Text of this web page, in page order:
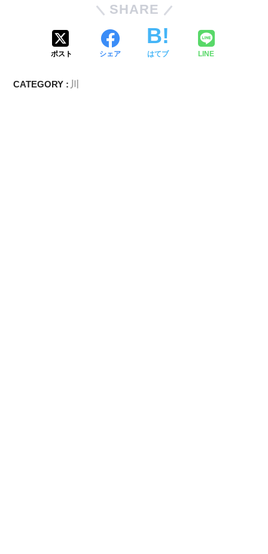
SHARE
ポスト シェア はてブ LINE
CATEGORY : 川